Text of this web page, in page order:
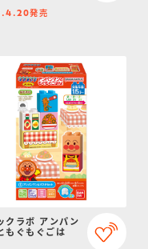
発売
クラボ アンパン
もぐもぐごは